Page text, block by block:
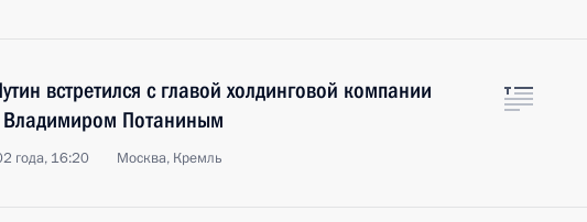
встретился с главой холдинговой компании
Владимиром Потаниным
года, 16:20 Москва, Кремль